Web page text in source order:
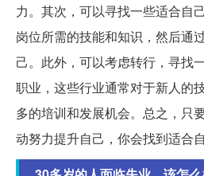
力。其次，可以寻找一些适合自
岗位所需的技能和知识，然后通
己。此外，可以考虑转行，寻找
职业，这些行业通常对于新人的
多的培训和发展机会。总之，只
动努力提升自己，你会找到适合